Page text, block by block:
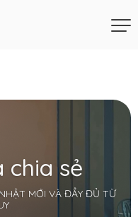
chia sẻ
MỚI VÀ ĐẦY ĐỦ TỪ